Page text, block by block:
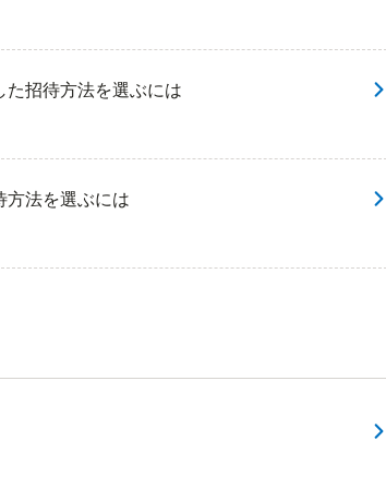
た招待方法を選ぶには
方法を選ぶには